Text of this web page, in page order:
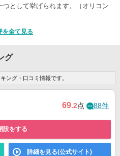
として挙げられます。（オリコン
を全て見る
グ
ング・口コミ情報です。
69.2点 88件
設をする
詳細を見る(公式サイト)